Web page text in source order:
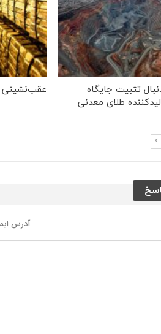
تثبیت جایگاه
طلای معدنی
عقب‌نشینی
آدرس